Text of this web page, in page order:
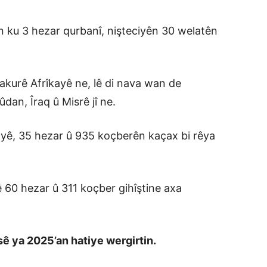
ku 3 hezar qurbanî, nişteciyên 30 welatên
Afrîkayê ne, lê di nava wan de
Îraq û Misrê jî ne.
35 hezar û 935 koçberên kaçax bi rêya
60 hezar û 311 koçber gihîştine axa
ya 2025’an hatiye wergirtin.